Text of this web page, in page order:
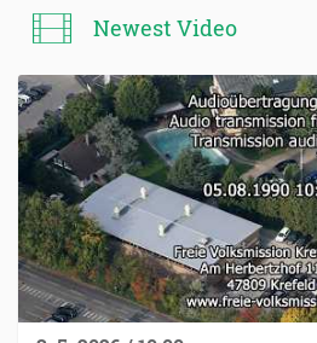
Newest Video